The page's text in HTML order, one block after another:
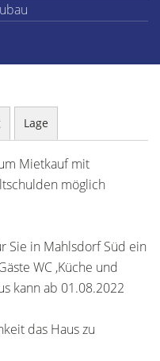
Lage
Mietkauf mit
möglich
Sie in Mahlsdorf Süd ein
WC ,Küche und
kann ab 01.08.2022
das Haus zu